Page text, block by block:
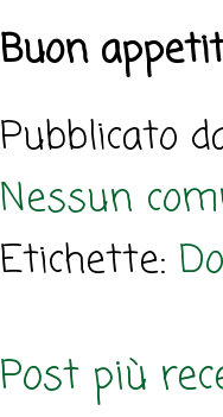
Buon
Pubblicato
Nessun
Etichette:
Post più